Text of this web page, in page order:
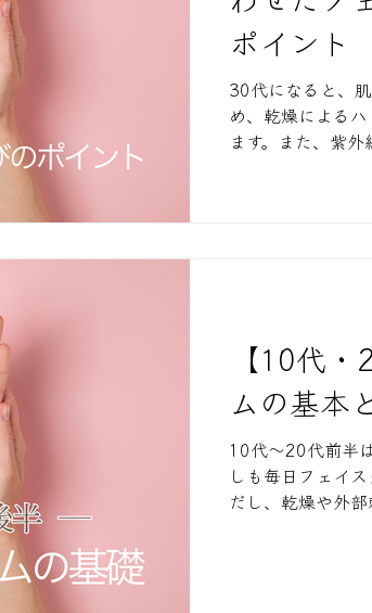
ポイント
30代になると、
め、乾燥による
ます。また、紫
【10代
ムの基本
10代〜20代前半
しも毎日フェイ
だし、乾燥や外